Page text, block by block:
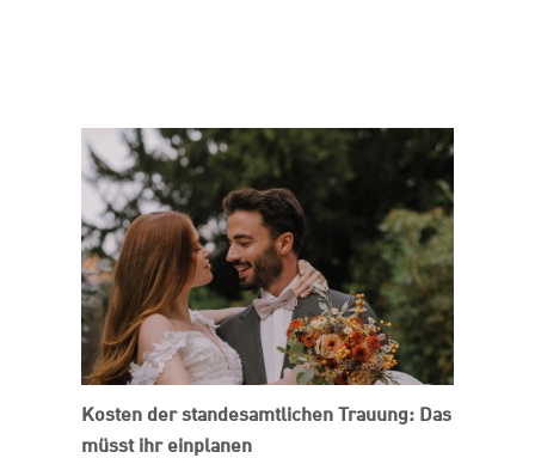
Kosten der standesamtlichen Trauung: Das
müsst ihr einplanen